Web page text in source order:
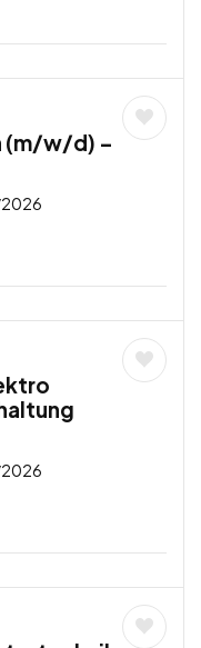
(m/w/d) –